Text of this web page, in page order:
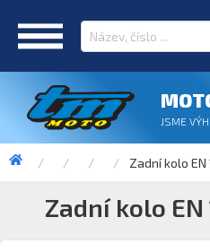
JSME
Zadní kolo EN
Zadní kolo